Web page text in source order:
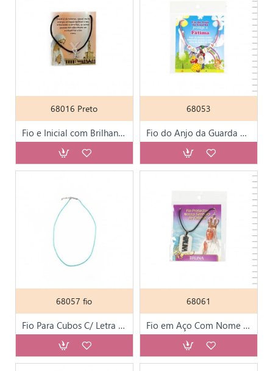
68016 Preto
Fio e Inicial com Brilhantes Preto
68053
Fio do Anjo da Guarda Personalizado 144 Nomes
68057 fio
Fio Para Cubos C/ Letra P/ Fio Criança 68053
68061
Fio em Aço Com Nome 144 Nomes